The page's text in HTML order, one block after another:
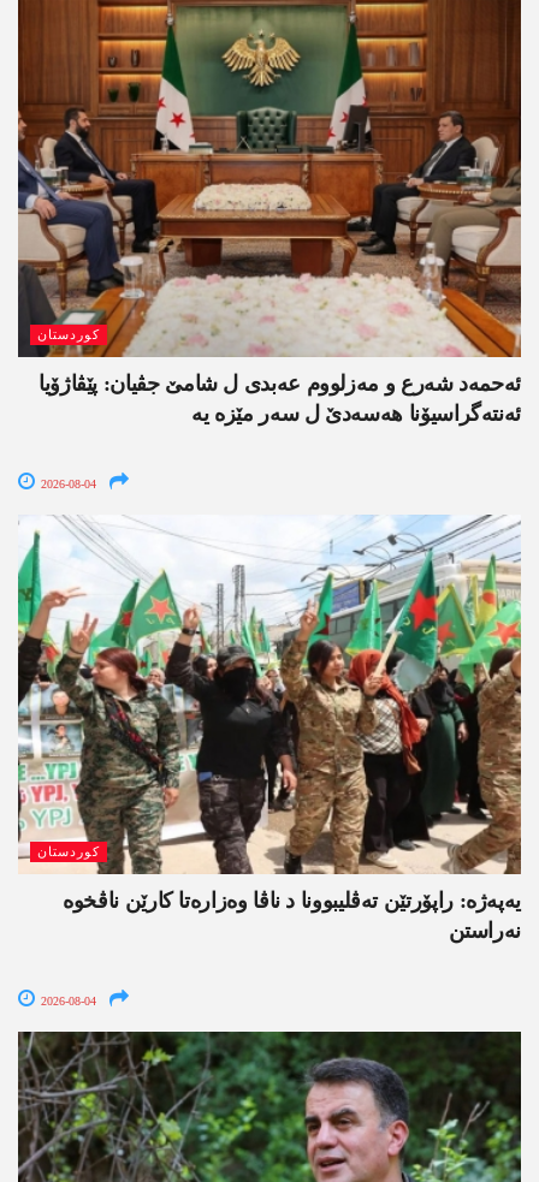
کوردستان
ئەحمەد شەرع و مەزلووم عەبدی ل شامێ جڤیان: پێڤاژۆیا
ئەنتەگراسیۆنا ھەسەدێ ل سەر مێزە یە
2026-08-04
کوردستان
یەپەژە: راپۆرتێن تەڤلیبوونا د ناڤا وەزارەتا کارێن ناڤخوە
نەراستن
2026-08-04